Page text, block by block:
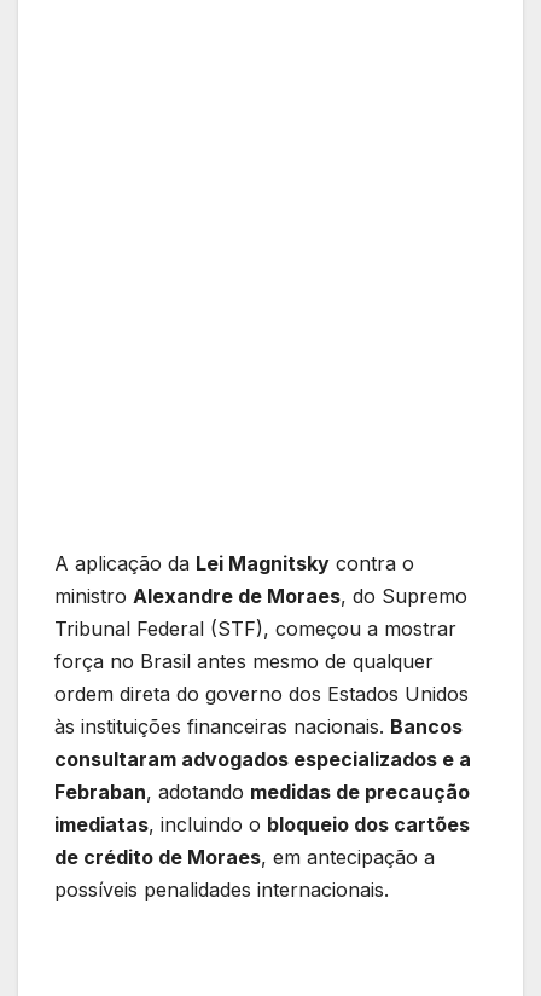
A aplicação da Lei Magnitsky contra o
ministro Alexandre de Moraes, do Supremo
Tribunal Federal (STF), começou a mostrar
força no Brasil antes mesmo de qualquer
ordem direta do governo dos Estados Unidos
às instituições financeiras nacionais. Bancos
consultaram advogados especializados e a
Febraban, adotando medidas de precaução
imediatas, incluindo o bloqueio dos cartões
de crédito de Moraes, em antecipação a
possíveis penalidades internacionais.